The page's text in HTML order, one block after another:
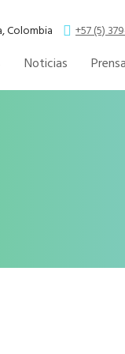
Colombia +57 (5)
Noticias Prensa